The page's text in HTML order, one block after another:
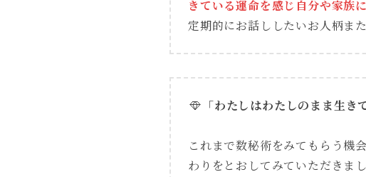
きている運命を感じ自分や家族
定期的にお話ししたいお人柄ま
「わたしはわたしのまま生き
これまで数秘術をみてもらう機
わりをとおしてみていただきま